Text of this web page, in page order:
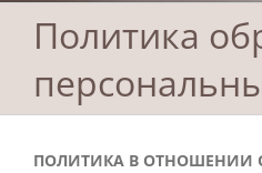
Политика
ПОЛИТИКА В ОТНОШЕНИИ